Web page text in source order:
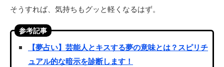
そうすれば、気持ちもグッと軽くなるはず。
参考記事
【夢占い】芸能人とキスする夢の意味とは？スピリチ
ュアル的な暗示を診断します！